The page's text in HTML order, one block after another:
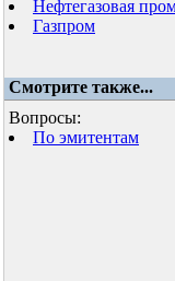
Нефтегазовая
Газпром
Смотрите также...
Вопросы:
По эмитентам